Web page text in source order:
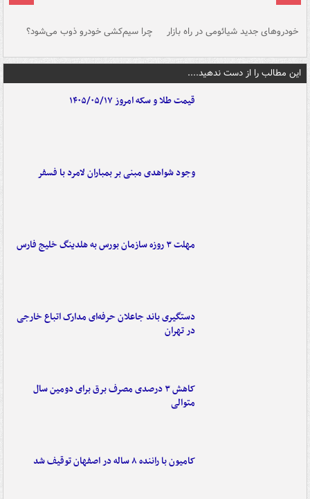
خودروهای جدید شیائومی در راه بازار چرا سیم‌کشی خودرو ذوب می‌شود؟
این مطالب را از دست ندهید....
قیمت طلا و سکه امروز ۱۴۰۵/۰۵/۱۷
وجود شواهدی مبنی بر بمباران لامرد با فسفر
مهلت ۳ روزه سازمان بورس به هلدینگ خلیج فارس
دستگیری باند جاعلان حرفه‌ای مدارک اتباع خارجی
در تهران
کاهش ۳ درصدی مصرف برق برای دومین سال
متوالی
کامیون با راننده ۸ ساله در اصفهان توقیف شد